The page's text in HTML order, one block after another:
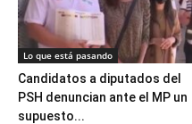
Lo que está pasando
Candidatos a diputados del
PSH denuncian ante el MP un
supuesto...